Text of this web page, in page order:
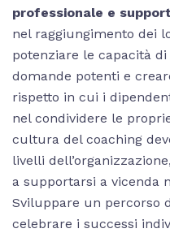
professionale e
nel raggiungimento dei
potenziare le capacità
domande potenti e
rispetto in cui i
nel condividere le
cultura del coaching
livelli
a supportarsi a vicenda
Sviluppare un percorso
celebrare i successi